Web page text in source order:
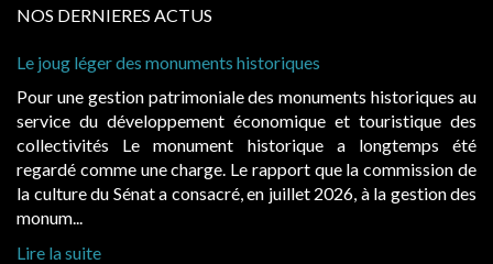
NOS DERNIERES ACTUS
joug léger des monuments historiques
une gestion patrimoniale des monuments historiques au
du développement économique et touristique des
Le monument historique a longtemps été
comme une charge. Le rapport que la commission de
culture du Sénat a consacré, en juillet 2026, à la gestion des
la suite